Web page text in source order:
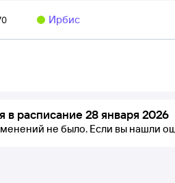
Ирбис
расписание 28 января 2026
не было. Если вы нашли